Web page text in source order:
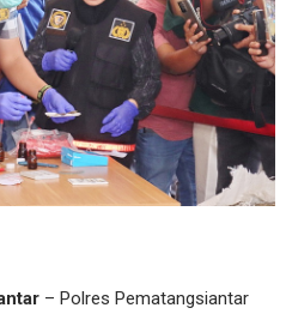
– Polres Pematangsiantar